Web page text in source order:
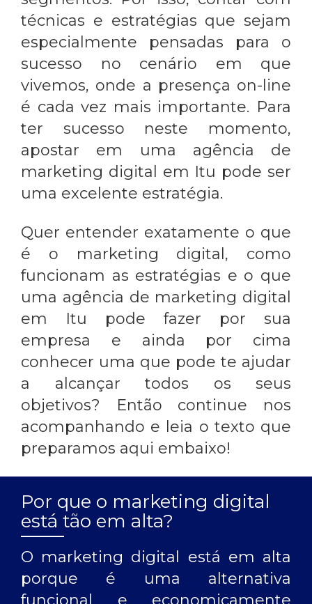
técnicas e estratégias que sejam
especialmente pensadas para o
sucesso no cenário em que
vivemos, onde a presença on-line
é cada vez mais importante. Para
ter sucesso neste momento,
apostar em uma agência de
marketing digital em Itu pode ser
uma excelente estratégia.
Quer entender exatamente o que
é o marketing digital, como
funcionam as estratégias e o que
uma agência de marketing digital
em Itu pode fazer por sua
empresa e ainda por cima
conhecer uma que pode te ajudar
a alcançar todos os seus
objetivos? Então continue nos
acompanhando e leia o texto que
preparamos aqui embaixo!
Por que o marketing digital
está tão em alta?
O marketing digital está em alta
porque é uma alternativa
funcional e economicamente